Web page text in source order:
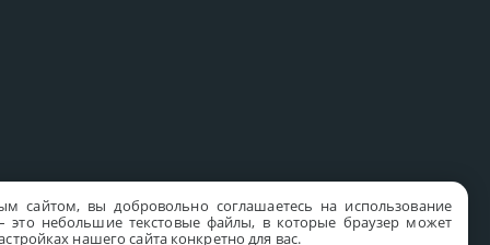
сайтом, вы добровольно соглашаетесь на использование
это небольшие текстовые файлы, в которые браузер может
нашего сайта конкретно для вас.